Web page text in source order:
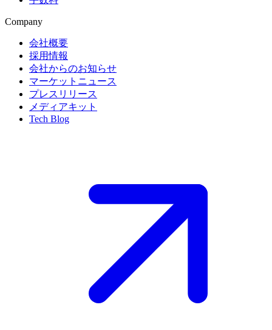
Company
会社概要
採用情報
会社からのお知らせ
マーケットニュース
プレスリリース
メディアキット
Tech Blog